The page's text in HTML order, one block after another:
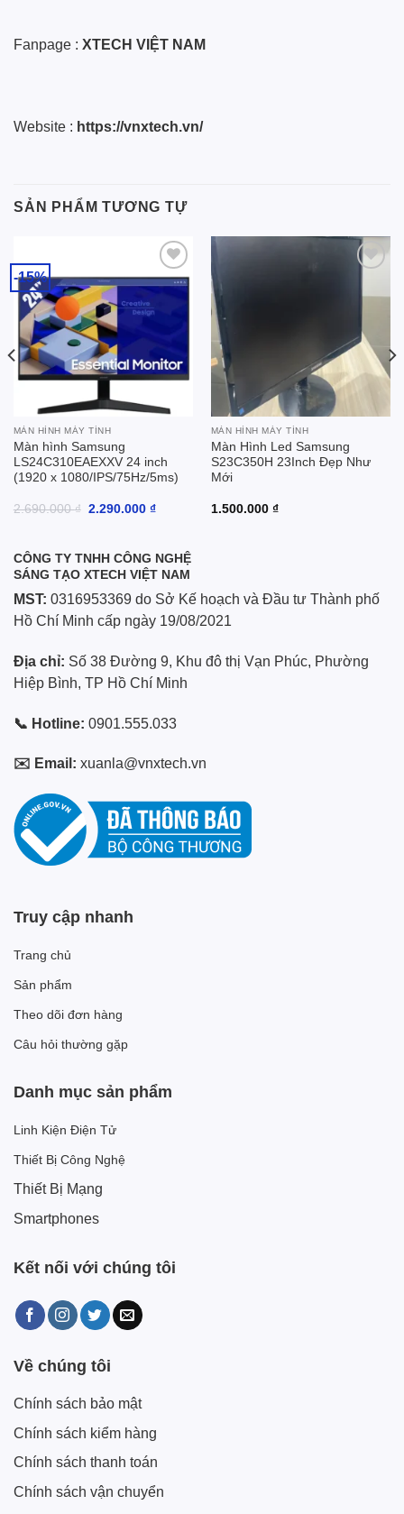
Fanpage : XTECH VIỆT NAM
Website : https://vnxtech.vn/
SẢN PHẨM TƯƠNG TỰ
-15%
Add to
MÀN HÌNH MÁY TÍNH
Màn hình Samsung
LS24C310EAEXXV 24 inch
(1920 x 1080/IPS/75Hz/5ms)
2.690.000₫ Giá
2.290.000 ₫Giá
2.290.000 ₫.
wishlist
MÀN HÌNH MÁY TÍNH
Màn Hình Led Samsung
S23C350H 23Inch Đẹp Như
Mới
1.500.000 ₫
CÔNG TY TNHH CÔNG NGHỆ
SÁNG TẠO XTECH VIỆT NAM
MST: 0316953369 do Sở Kế hoạch và Đầu tư Thành phố
Hồ Chí Minh cấp ngày 19/08/2021
Địa chỉ: Số 38 Đường 9, Khu đô thị Vạn Phúc, Phường
Hiệp Bình, TP Hồ Chí Minh
📞 Hotline: 0901.555.033
✉️ Email: xuanla@vnxtech.vn
Truy cập nhanh
Trang chủ
Sản phẩm
Theo dõi đơn hàng
Câu hỏi thường gặp
Danh mục sản phẩm
Linh Kiện Điện Tử
Thiết Bị Công Nghệ
Thiết Bị Mạng
Smartphones
Kết nối với chúng tôi
Về chúng tôi
Chính sách bảo mật
Chính sách kiểm hàng
Chính sách thanh toán
Chính sách vận chuyển